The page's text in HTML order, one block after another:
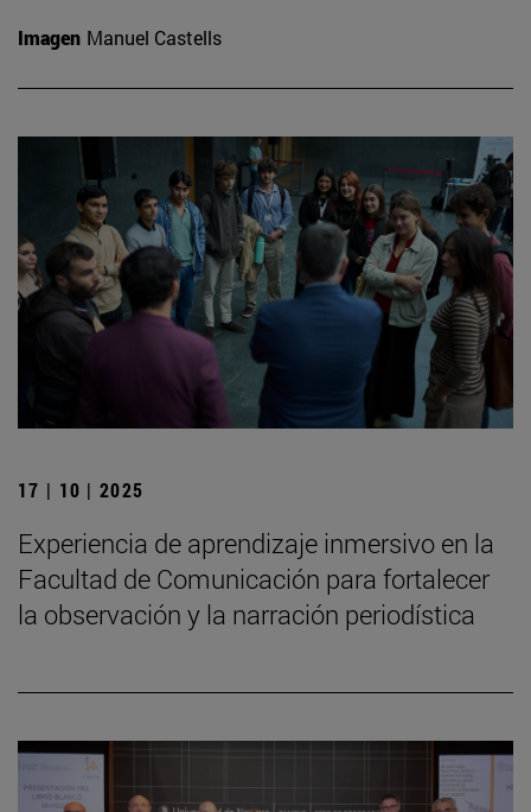
Imagen Manuel Castells
17 | 10 | 2025
Experiencia de aprendizaje inmersivo en la
Facultad de Comunicación para fortalecer
la observación y la narración periodística